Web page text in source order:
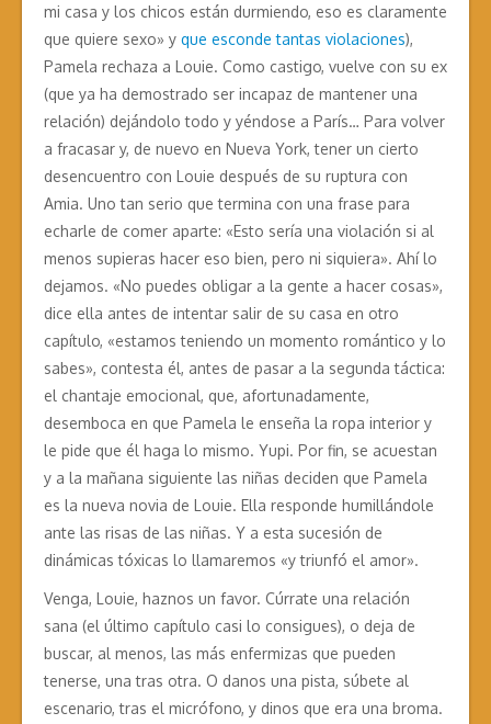
mi casa y los chicos están durmiendo, eso es claramente
que quiere sexo» y que esconde tantas violaciones),
Pamela rechaza a Louie. Como castigo, vuelve con su ex
(que ya ha demostrado ser incapaz de mantener una
relación) dejándolo todo y yéndose a París… Para volver
a fracasar y, de nuevo en Nueva York, tener un cierto
desencuentro con Louie después de su ruptura con
Amia. Uno tan serio que termina con una frase para
echarle de comer aparte: «Esto sería una violación si al
menos supieras hacer eso bien, pero ni siquiera». Ahí lo
dejamos. «No puedes obligar a la gente a hacer cosas»,
dice ella antes de intentar salir de su casa en otro
capítulo, «estamos teniendo un momento romántico y lo
sabes», contesta él, antes de pasar a la segunda táctica:
el chantaje emocional, que, afortunadamente,
desemboca en que Pamela le enseña la ropa interior y
le pide que él haga lo mismo. Yupi. Por fin, se acuestan
y a la mañana siguiente las niñas deciden que Pamela
es la nueva novia de Louie. Ella responde humillándole
ante las risas de las niñas. Y a esta sucesión de
dinámicas tóxicas lo llamaremos «y triunfó el amor».
Venga, Louie, haznos un favor. Cúrrate una relación
sana (el último capítulo casi lo consigues), o deja de
buscar, al menos, las más enfermizas que pueden
tenerse, una tras otra. O danos una pista, súbete al
escenario, tras el micrófono, y dinos que era una broma.